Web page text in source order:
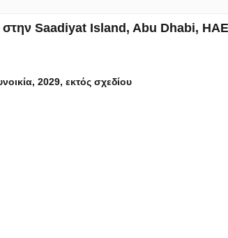
Saadiyat Island, Abu Dhabi,
2029, εκτός σχεδίου